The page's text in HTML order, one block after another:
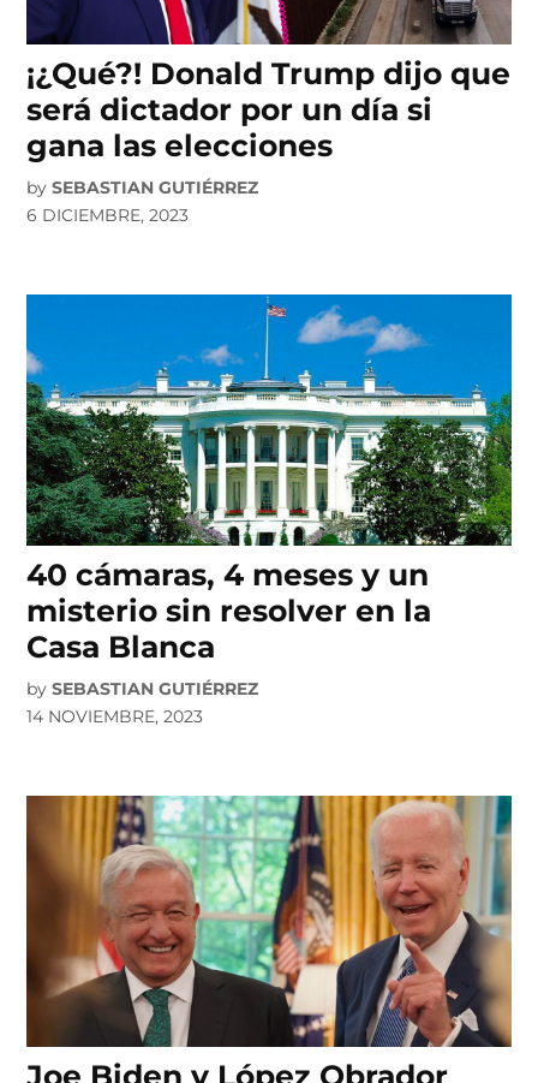
¡¿Qué?! Donald Trump dijo que
será dictador por un día si
gana las elecciones
by SEBASTIAN GUTIÉRREZ
6 DICIEMBRE, 2023
40 cámaras, 4 meses y un
misterio sin resolver en la
Casa Blanca
by SEBASTIAN GUTIÉRREZ
14 NOVIEMBRE, 2023
Joe Biden y López Obrador